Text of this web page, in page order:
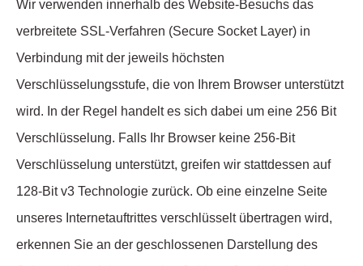
Wir verwenden innerhalb des Website-Besuchs das
verbreitete SSL-Verfahren (Secure Socket Layer) in
Verbindung mit der jeweils höchsten
Verschlüsselungsstufe, die von Ihrem Browser unterstützt
wird. In der Regel handelt es sich dabei um eine 256 Bit
Verschlüsselung. Falls Ihr Browser keine 256-Bit
Verschlüsselung unterstützt, greifen wir stattdessen auf
128-Bit v3 Technologie zurück. Ob eine einzelne Seite
unseres Internetauftrittes verschlüsselt übertragen wird,
erkennen Sie an der geschlossenen Darstellung des